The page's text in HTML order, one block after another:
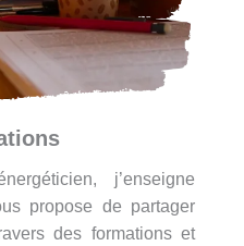
j’enseigne
propose de partager
des formations et